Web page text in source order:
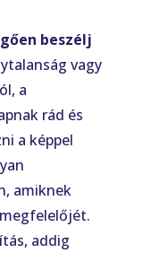
beszélj
vagy
a
rád és
a képpel
amiknek
addig